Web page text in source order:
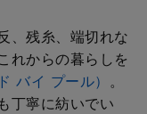
、残糸、端切れな
れからの暮らしを
バイ プール） 。
丁寧に紡いでい